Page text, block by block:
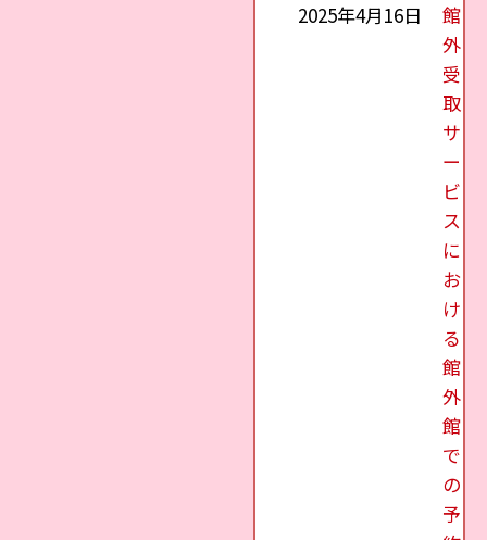
2025年4月16日
館
外
受
取
サ
ー
ビ
ス
に
お
け
る
館
外
館
で
の
予